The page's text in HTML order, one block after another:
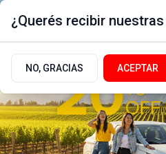
¿Querés recibir
NO, GRACIAS ACEPTAR